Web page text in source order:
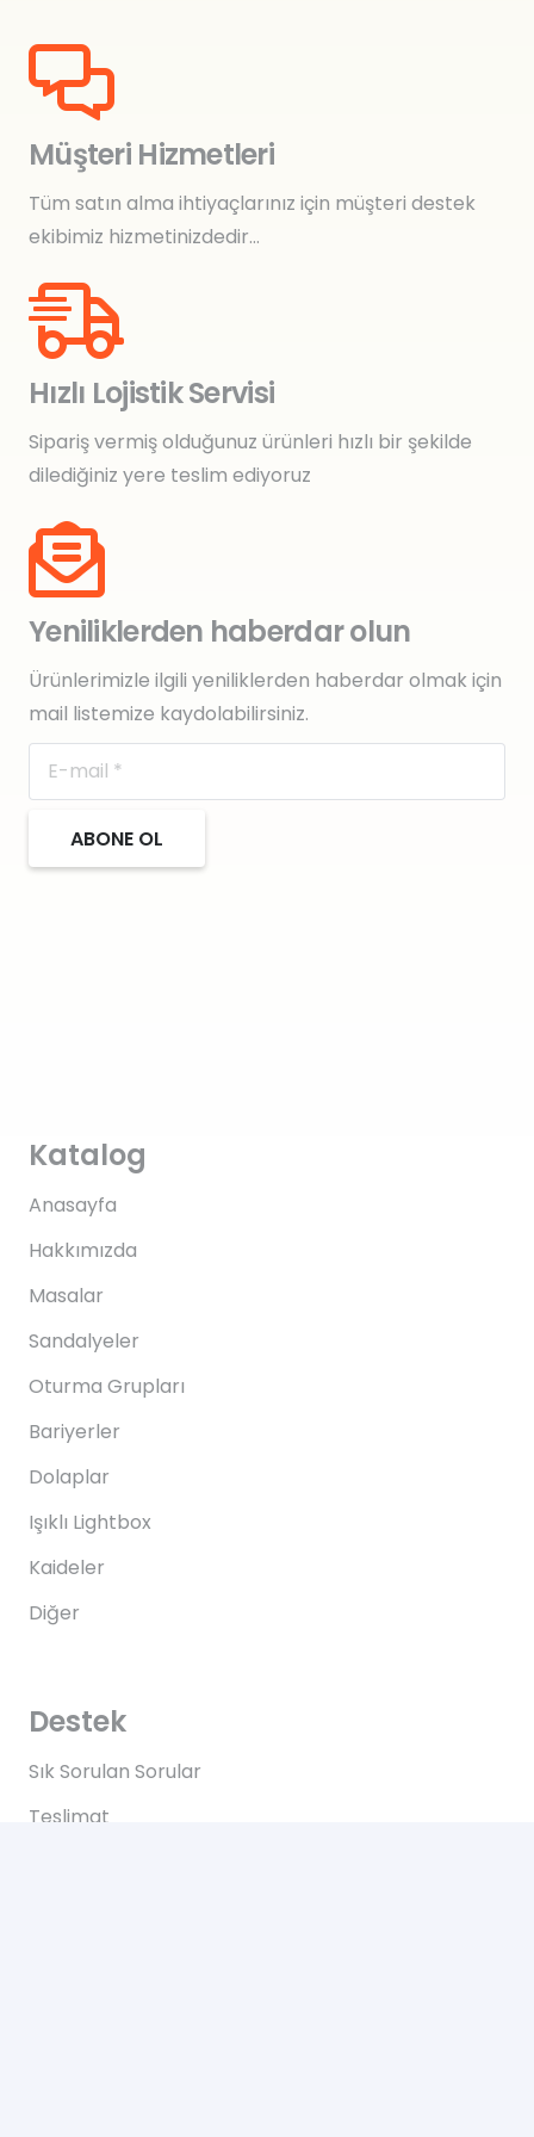
Müşteri Hizmetleri
Tüm satın alma ihtiyaçlarınız için müşteri destek
ekibimiz hizmetinizdedir…
Hızlı Lojistik Servisi
Sipariş vermiş olduğunuz ürünleri hızlı bir şekilde
dilediğiniz yere teslim ediyoruz
Yeniliklerden haberdar olun
Ürünlerimizle ilgili yeniliklerden haberdar olmak için
mail listemize kaydolabilirsiniz.
ABONE OL
Katalog
Anasayfa
Hakkımızda
Masalar
Sandalyeler
Oturma Grupları
Bariyerler
Dolaplar
Işıklı Lightbox
Kaideler
Diğer
Destek
Sık Sorulan Sorular
Teslimat